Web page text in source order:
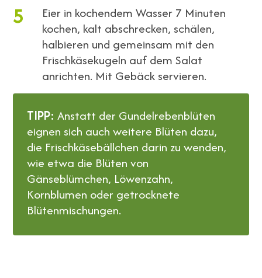
5
Eier in kochendem Wasser 7 Minuten
kochen, kalt abschrecken, schälen,
halbieren und gemeinsam mit den
Frischkäsekugeln auf dem Salat
anrichten. Mit Gebäck servieren.
TIPP: Anstatt der Gundelrebenblüten
eignen sich auch weitere Blüten dazu,
die Frischkäsebällchen darin zu wenden,
wie etwa die Blüten von
Gänseblümchen, Löwenzahn,
Kornblumen oder getrocknete
Blütenmischungen.